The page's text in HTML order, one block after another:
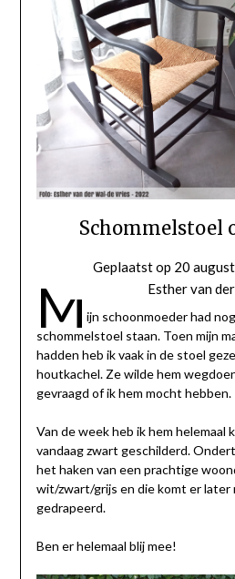
Schommelstoel
Geplaatst op 20
Esther van
M ijn schoonmoeder had
schommelstoel staan. Toen mijn
hadden heb ik vaak in de stoel
houtkachel. Ze wilde hem
gevraagd of ik hem mocht hebben.
Van de week heb ik hem helemaal
vandaag zwart geschilderd.
het haken van een prachtige
wit/zwart/grijs en die komt er later
gedrapeerd.
Ben er helemaal blij mee!